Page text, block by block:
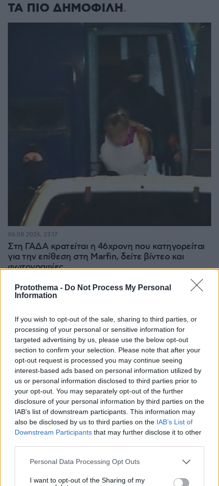
Protothema - Do Not Process My Personal
Information
If you wish to opt-out of the sale, sharing to third parties, or
processing of your personal or sensitive information for
targeted advertising by us, please use the below opt-out
section to confirm your selection. Please note that after your
opt-out request is processed you may continue seeing
interest-based ads based on personal information utilized by
us or personal information disclosed to third parties prior to
your opt-out. You may separately opt-out of the further
disclosure of your personal information by third parties on the
IAB’s list of downstream participants. This information may
also be disclosed by us to third parties on the IAB’s List of
Downstream Participants that may further disclose it to other
Please note that this website/app uses one or more Google
not limited to your visit or usage behaviour. You may click to
Personal Data Processing Opt Outs
I want to opt-out of the Sharing of my
ΤΑ ΠΙΟ ΔΗΜΟΦΙΛΗ
Στη ΓΑΔΑ κρατείται η 46χρονη που κατηγορείται
για την επίθεση στη Marfin, δείτε βίντεο και
φωτογραφίες
06.08.2026, 23:17